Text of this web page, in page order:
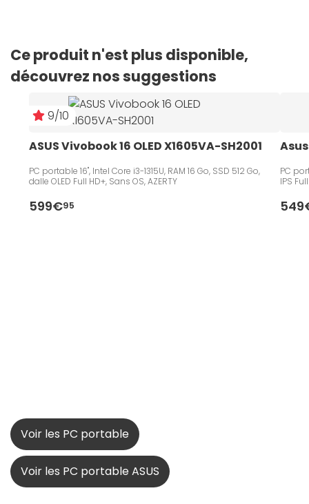
Ce produit n'est plus disponible,
découvrez nos suggestions
9/10
ASUS Vivobook 16 OLED X1605VA-SH2001
PC portable 16", Intel Core i3-1315U, RAM 16 Go, SSD 512 Go,
dalle OLED Full HD+, Sans OS, AZERTY
599€95
PC
IPS
Voir les PC portable
Voir les PC portable ASUS